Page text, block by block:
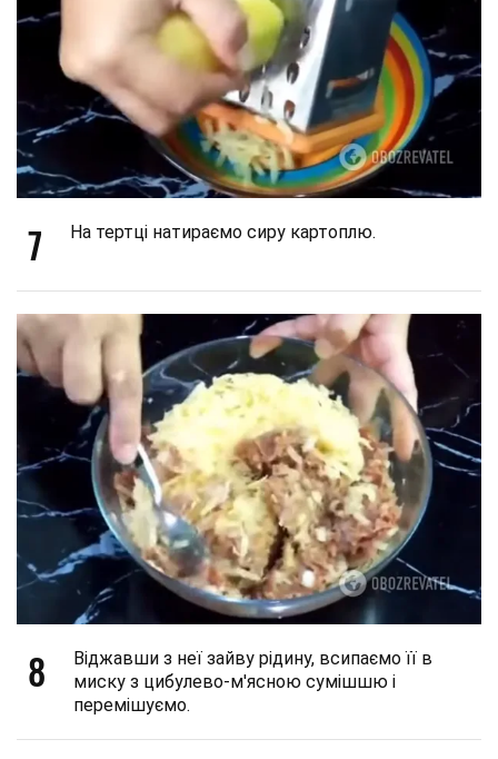
7 На тертці натираємо сиру картоплю.
8
Віджавши з неї зайву рідину, всипаємо її в
миску з цибулево-м'ясною сумішшю і
перемішуємо.